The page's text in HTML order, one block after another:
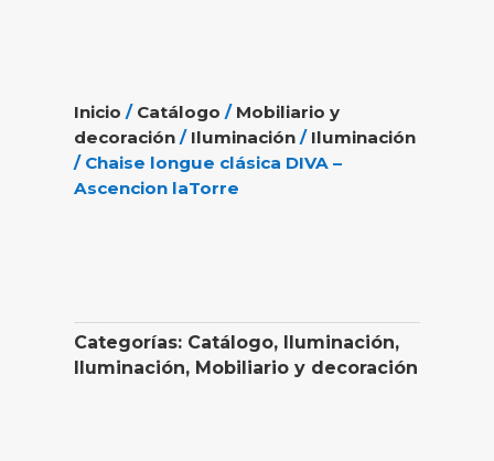
Inicio / Catálogo / Mobiliario y
decoración / Iluminación / Iluminación
/ Chaise longue clásica DIVA –
Ascencion laTorre
Categorías: Catálogo, Iluminación,
Iluminación, Mobiliario y decoración